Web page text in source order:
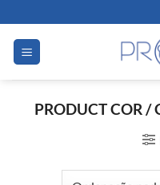
to
content
PRODUCT COR/